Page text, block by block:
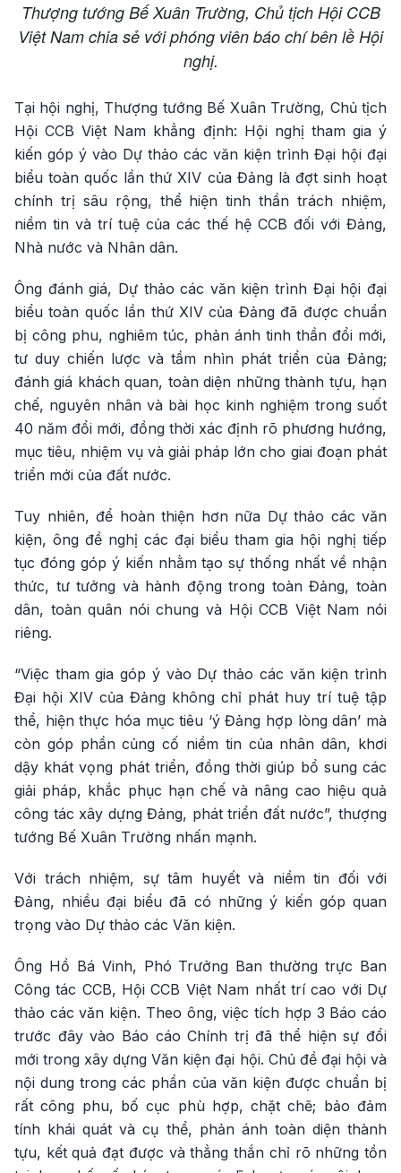
Thượng tướng Bế Xuân Trường, Chủ tịch Hội CCB
Việt Nam chia sẻ với phóng viên báo chí bên lề Hội
nghị.
Tại hội nghị, Thượng tướng Bế Xuân Trường, Chủ tịch
Hội CCB Việt Nam khẳng định: Hội nghị tham gia ý
kiến góp ý vào Dự thảo các văn kiện trình Đại hội đại
biểu toàn quốc lần thứ XIV của Đảng là đợt sinh hoạt
chính trị sâu rộng, thể hiện tinh thần trách nhiệm,
niềm tin và trí tuệ của các thế hệ CCB đối với Đảng,
Nhà nước và Nhân dân.
Ông đánh giá, Dự thảo các văn kiện trình Đại hội đại
biểu toàn quốc lần thứ XIV của Đảng đã được chuẩn
bị công phu, nghiêm túc, phản ánh tinh thần đổi mới,
tư duy chiến lược và tầm nhìn phát triển của Đảng;
đánh giá khách quan, toàn diện những thành tựu, hạn
chế, nguyên nhân và bài học kinh nghiệm trong suốt
40 năm đổi mới, đồng thời xác định rõ phương hướng,
mục tiêu, nhiệm vụ và giải pháp lớn cho giai đoạn phát
triển mới của đất nước.
Tuy nhiên, để hoàn thiện hơn nữa Dự thảo các văn
kiện, ông đề nghị các đại biểu tham gia hội nghị tiếp
tục đóng góp ý kiến nhằm tạo sự thống nhất về nhận
thức, tư tưởng và hành động trong toàn Đảng, toàn
dân, toàn quân nói chung và Hội CCB Việt Nam nói
riêng.
“Việc tham gia góp ý vào Dự thảo các văn kiện trình
Đại hội XIV của Đảng không chỉ phát huy trí tuệ tập
thể, hiện thực hóa mục tiêu ‘ý Đảng hợp lòng dân’ mà
còn góp phần củng cố niềm tin của nhân dân, khơi
dậy khát vọng phát triển, đồng thời giúp bổ sung các
giải pháp, khắc phục hạn chế và nâng cao hiệu quả
công tác xây dựng Đảng, phát triển đất nước”, thượng
tướng Bế Xuân Trường nhấn mạnh.
Với trách nhiệm, sự tâm huyết và niềm tin đối với
Đảng, nhiều đại biểu đã có những ý kiến góp quan
trọng vào Dự thảo các Văn kiện.
Ông Hồ Bá Vinh, Phó Trưởng Ban thường trực Ban
Công tác CCB, Hội CCB Việt Nam nhất trí cao với Dự
thảo các văn kiện. Theo ông, việc tích hợp 3 Báo cáo
trước đây vào Báo cáo Chính trị đã thể hiện sự đổi
mới trong xây dựng Văn kiện đại hội. Chủ đề đại hội và
nội dung trong các phần của văn kiện được chuẩn bị
rất công phu, bố cục phù hợp, chặt chẽ; bảo đảm
tính khái quát và cụ thể, phản ánh toàn diện thành
tựu, kết quả đạt được và thẳng thắn chỉ rõ những tồn